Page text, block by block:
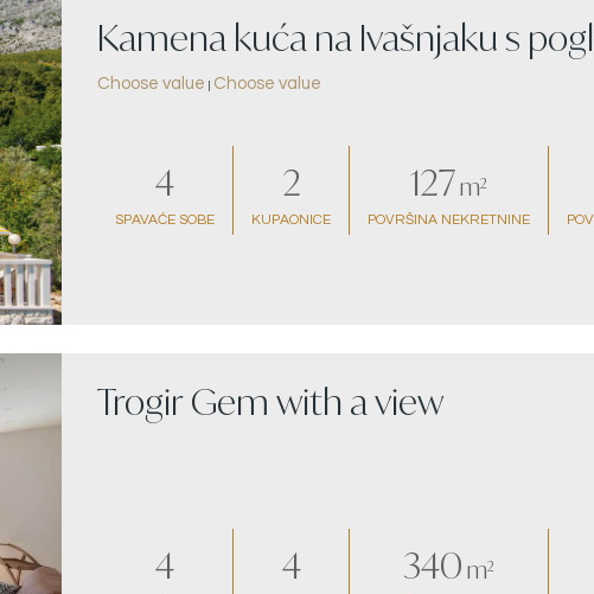
Kamena kuća na Ivašnjaku s
Choose value Choose value
4
SPAVAĆE SOBE
2
KUPAONICE
127m²
POVRŠINA NEKRETNINE
Trogir Gem with a view
4 4 340 m²